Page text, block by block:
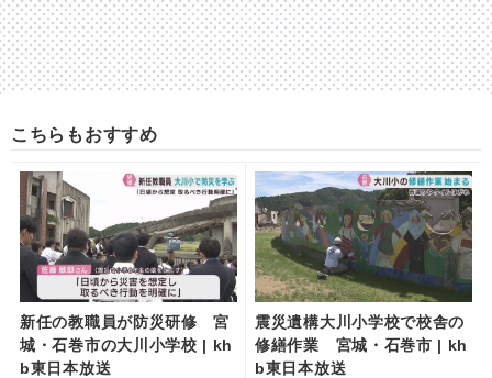
こちらもおすすめ
新任の教職員が防災研修 宮
城・石巻市の大川小学校 | kh
b東日本放送
震災遺構大川小学校で校舎の
修繕作業 宮城・石巻市 | kh
b東日本放送